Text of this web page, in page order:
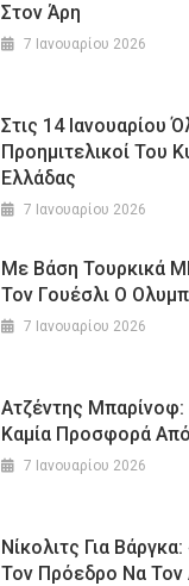
Στον Άρη
7 Ιανουαρίου 2026
Στις 14 Ιανουαρίου
Προημιτελικοί Του
Ελλάδας
7 Ιανουαρίου 2026
Με Βάση Τουρκικά
Τον Γουέσλι Ο
7 Ιανουαρίου 2026
Ατζέντης Μπαρίνοφ:
Καμία Προσφορά
7 Ιανουαρίου 2026
Νίκολιτς Για
Τον Πρόεδρο Να Τον